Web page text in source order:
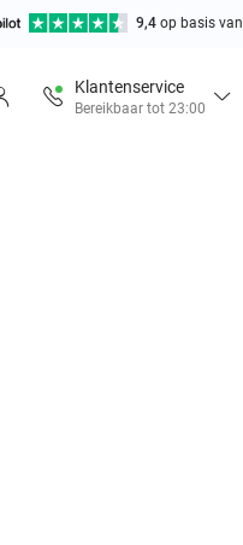
9,4 op basis van
Klantenservice
Bereikbaar tot 23:00